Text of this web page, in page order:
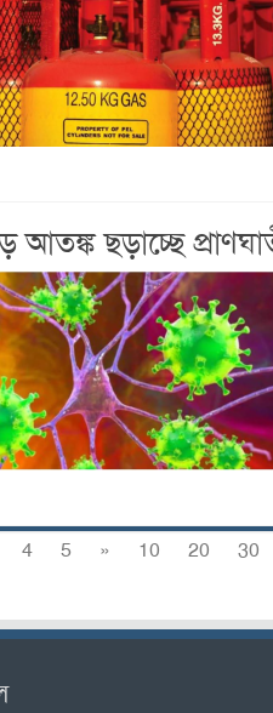
আতঙ্ক ছড়াচ্ছে
4 5 » 10 20 30